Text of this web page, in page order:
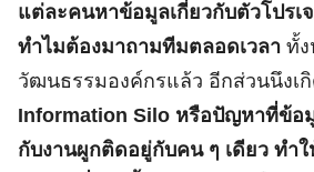
แต่ละคนหาข้อมูลเกี่ยวกับตัวโปรเ
ทำไมต้องมาถามทีมตลอดเวลา ทั้
วัฒนธรรมองค์กรแล้ว อีกส่วนนึงเ
Information Silo หรือปัญหาที่ข้อ
กับงานผูกติดอยู่กับคน ๆ เดียว ทำ